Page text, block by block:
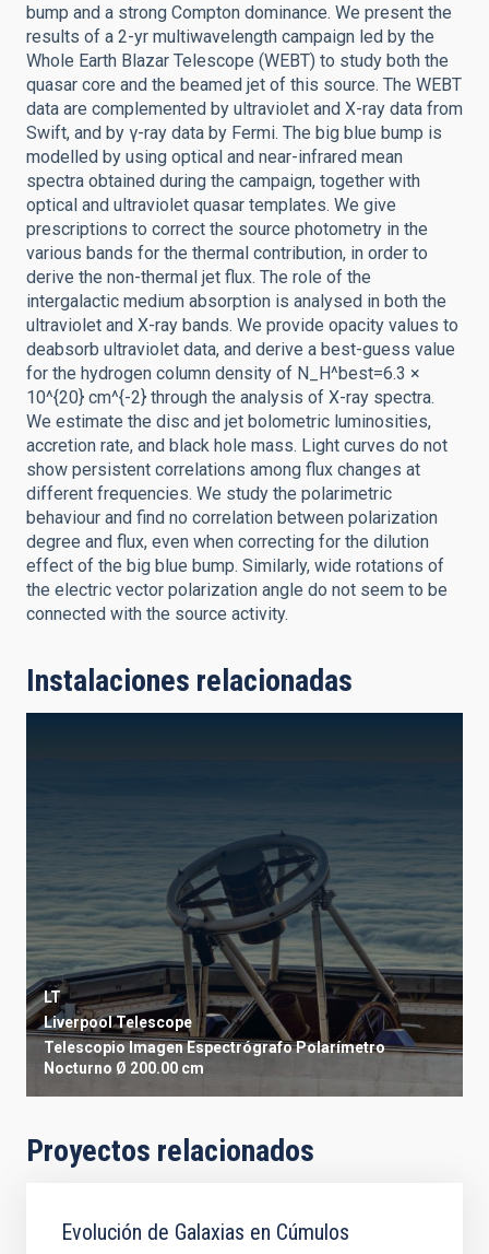
bump and a strong Compton dominance. We present the
results of a 2-yr multiwavelength campaign led by the
Whole Earth Blazar Telescope (WEBT) to study both the
quasar core and the beamed jet of this source. The WEBT
data are complemented by ultraviolet and X-ray data from
Swift, and by γ-ray data by Fermi. The big blue bump is
modelled by using optical and near-infrared mean
spectra obtained during the campaign, together with
optical and ultraviolet quasar templates. We give
prescriptions to correct the source photometry in the
various bands for the thermal contribution, in order to
derive the non-thermal jet flux. The role of the
intergalactic medium absorption is analysed in both the
ultraviolet and X-ray bands. We provide opacity values to
deabsorb ultraviolet data, and derive a best-guess value
for the hydrogen column density of N_H^best=6.3 ×
10^{20} cm^{-2} through the analysis of X-ray spectra.
We estimate the disc and jet bolometric luminosities,
accretion rate, and black hole mass. Light curves do not
show persistent correlations among flux changes at
different frequencies. We study the polarimetric
behaviour and find no correlation between polarization
degree and flux, even when correcting for the dilution
effect of the big blue bump. Similarly, wide rotations of
the electric vector polarization angle do not seem to be
connected with the source activity.
Instalaciones relacionadas
LT
Liverpool Telescope
TelescopioImagenEspectrógrafoPolarímetro
Nocturno Ø 200.00 cm
Proyectos relacionados
Evolución de Galaxias en Cúmulos